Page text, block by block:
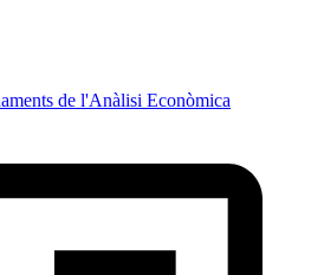
de l'Anàlisi Econòmica